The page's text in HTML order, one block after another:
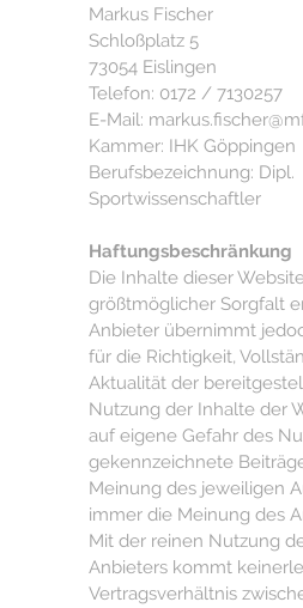
Markus Fischer
Schloßplatz 5
73054 Eislingen
Telefon: 0172 / 7130257
E-Mail:
Kammer: IHK Göppingen
Berufsbezeichnung: Dipl.
Sportwissenschaftler
Haftungsbeschränkung
Die Inhalte dieser
größtmöglicher Sorgfalt
Anbieter übernimmt
für die Richtigkeit,
Aktualität der
Nutzung der Inhalte der
auf eigene Gefahr des
gekennzeichnete
Meinung des jeweiligen
immer die Meinung des
Mit der reinen Nutzung
Anbieters kommt
Vertragsverhältnis